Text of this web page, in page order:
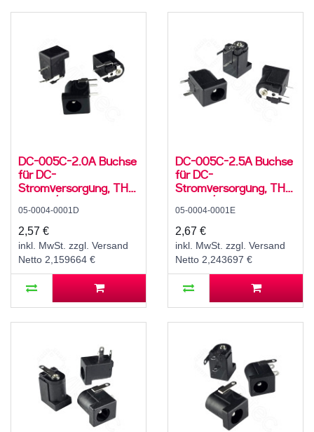
DC-005C-2.0A Buchse
für DC-
Stromversorgung, THT,
für 5,5 / 2,1 mm
Hohlstecker, 24 V, 3 A,
90°, -20..70 °C
05-0004-0001D
2,57 €
inkl. MwSt. zzgl. Versand
Netto 2,159664 €
DC-005C-2.5A Buchse
für DC-
Stromversorgung, THT,
für 5,5 / 2,5 mm
Hohlstecker, 24 V, 3 A,
90°, -20..70 °C
05-0004-0001E
2,67 €
inkl. MwSt. zzgl. Versand
Netto 2,243697 €